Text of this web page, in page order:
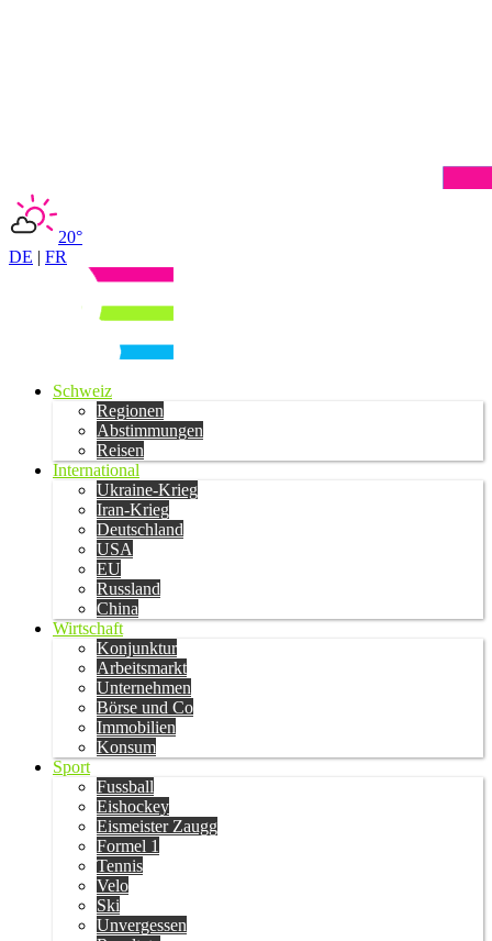
20°
DE | FR
Schweiz
Regionen
Abstimmungen
Reisen
International
Ukraine-Krieg
Iran-Krieg
Deutschland
USA
EU
Russland
China
Wirtschaft
Konjunktur
Arbeitsmarkt
Unternehmen
Börse und Co
Immobilien
Konsum
Sport
Fussball
Eishockey
Eismeister Zaugg
Formel 1
Tennis
Velo
Ski
Unvergessen